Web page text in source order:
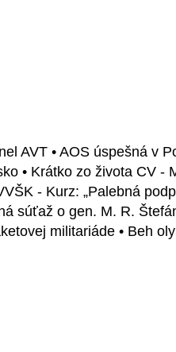
AVT • AOS úspešná v
• Krátko zo života CV
- Kurz: „Palebná
súťaž o gen. M. R.
militariáde • Beh